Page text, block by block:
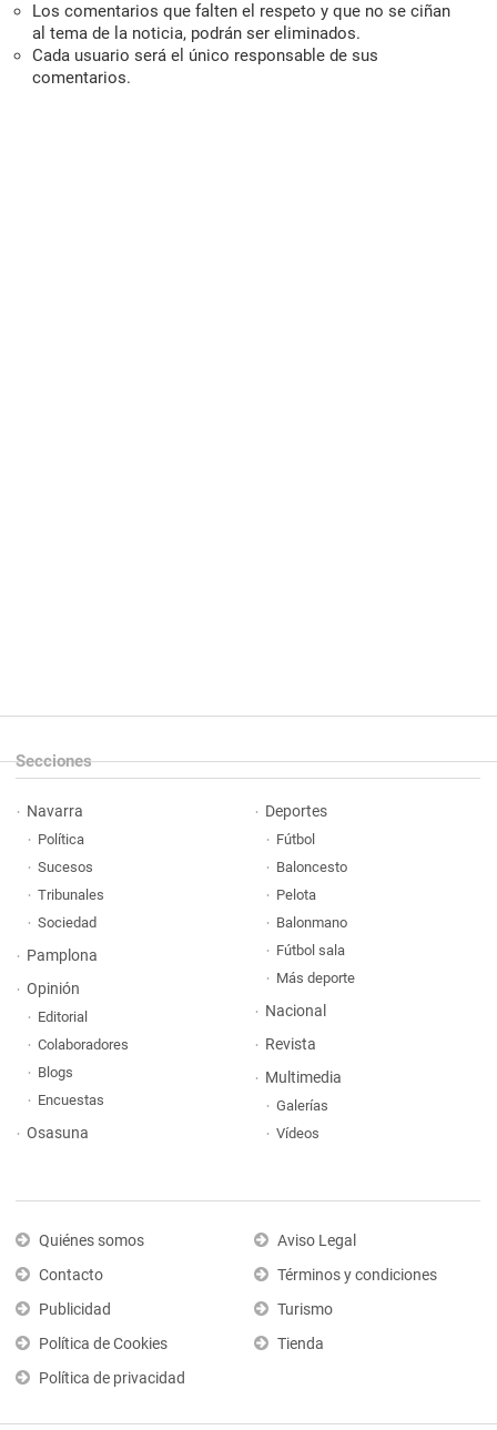
Los comentarios que falten el respeto y que no se ciñan
al tema de la noticia, podrán ser eliminados.
Cada usuario será el único responsable de sus
comentarios.
Secciones
Navarra
Política
Sucesos
Tribunales
Sociedad
Pamplona
Opinión
Editorial
Colaboradores
Blogs
Encuestas
Osasuna
Deportes
Fútbol
Baloncesto
Pelota
Balonmano
Fútbol sala
Más deporte
Nacional
Revista
Multimedia
Galerías
Vídeos
Quiénes somos
Contacto
Publicidad
Política de Cookies
Política de privacidad
Aviso Legal
Términos y condiciones
Turismo
Tienda